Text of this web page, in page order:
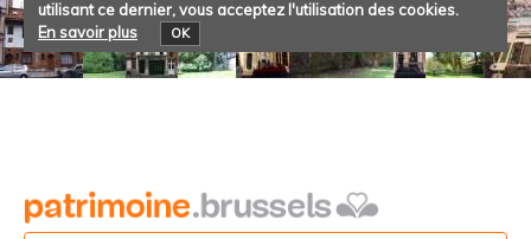
utilisant ce dernier, vous acceptez l'utilisation des cookies.
En savoir plus
OK